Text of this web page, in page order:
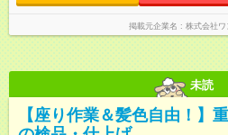
掲載元企業名 株式会社
未読
【座り作業＆髪色自由！】